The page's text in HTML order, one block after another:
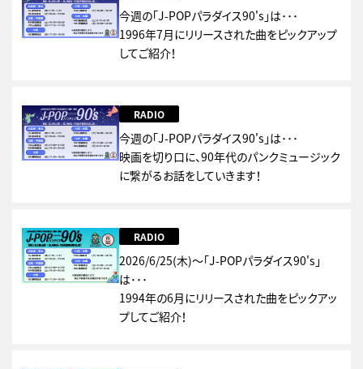
今週の「J-POPパラダイス90's」は･･･
1996年7月にリリースされた曲をピックアップ
してご紹介！
RADIO
今週の「J-POPパラダイス90's」は･･･
映画を切り口に、90年代のパンクミュージック
に繋がるお話をしていきます！
RADIO
2026/6/25(木)～「J-POPパラダイス90's」
は･･･
1994年の6月にリリースされた曲をピックアッ
プしてご紹介！